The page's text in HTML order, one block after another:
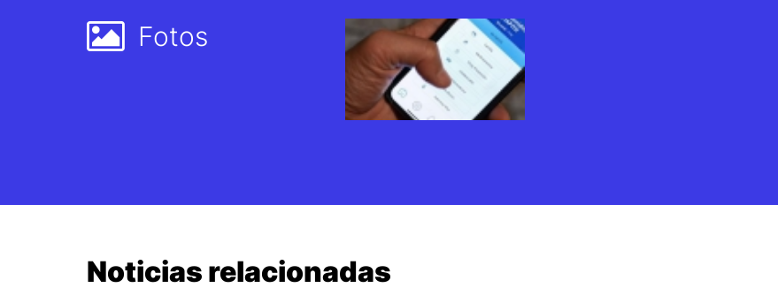
Fotos
Noticias relacionadas